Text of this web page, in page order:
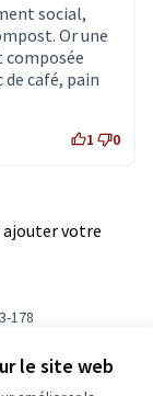
le site web
social,
Or une
composée
café, pain
1 0
ajouter votre
178